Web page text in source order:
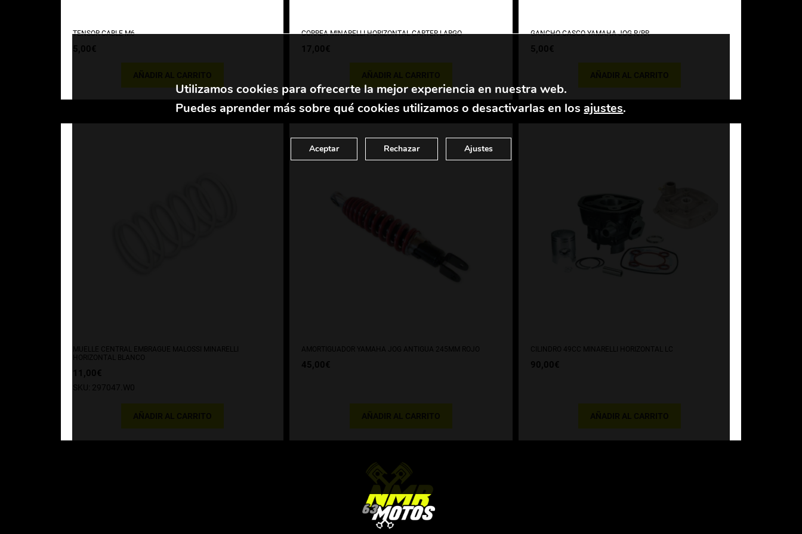
TENSOR CABLE M6
5,00€
CORREA MINARELLI HORIZONTAL CARTER LARGO
17,00€
GANCHO CASCO YAMAHA JOG R/RR
5,00€
MUELLE CENTRAL EMBRAGUE MALOSSI MINARELLI
HORIZONTAL BLANCO
11,00€
SKU: 297047.W0
AMORTIGUADOR YAMAHA JOG ANTIGUA 245MM ROJO
45,00€
CILINDRO 49CC MINARELLI HORIZONTAL LC
90,00€
Utilizamos cookies para ofrecerte la mejor experiencia en nuestra web.
Puedes aprender más sobre qué cookies utilizamos o desactivarlas en los ajustes.
Aceptar Rechazar Ajustes